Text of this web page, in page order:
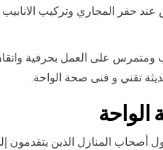
حفر المجاري وتركيب الانابيب
على العمل بحرفية
تقني و فنى صحة الواحة.
أصحاب المنازل الذين